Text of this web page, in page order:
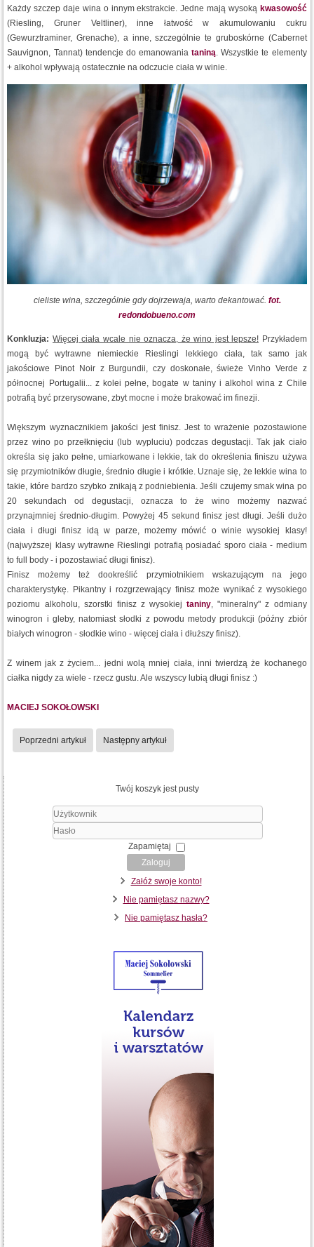
Każdy szczep daje wina o innym ekstrakcie. Jedne mają wysoką kwasowość
(Riesling, Gruner Veltliner), inne łatwość w akumulowaniu cukru
(Gewurztraminer, Grenache), a inne, szczególnie te gruboskórne (Cabernet
Sauvignon, Tannat) tendencje do emanowaniataniną. Wszystkie te elementy
+ alkohol wpływają ostatecznie na odczucie ciała w winie.
cieliste wina, szczególnie gdy dojrzewaja, warto dekantować. fot.
redondobueno.com
Konkluzja: Więcej ciała wcale nie oznacza, że wino jest lepsze! Przykładem
mogą być wytrawne niemieckie Rieslingi lekkiego ciała, tak samo jak
jakościowe Pinot Noir z Burgundii, czy doskonałe, świeże Vinho Verde z
północnej Portugalii... z kolei pełne, bogate w taniny i alkohol wina z Chile
potrafią być przerysowane, zbyt mocne i może brakować im finezji.
Większym wyznacznikiem jakości jest finisz. Jest to wrażenie pozostawione
przez wino po przełknięciu (lub wypluciu) podczas degustacji. Tak jak ciało
określa się jako pełne, umiarkowane i lekkie, tak do określenia finiszu używa
się przymiotników długie, średnio długie i krótkie. Uznaje się, że lekkie wina to
takie, które bardzo szybko znikają z podniebienia. Jeśli czujemy smak wina po
20 sekundach od degustacji, oznacza to że wino możemy nazwać
przynajmniej średnio-długim. Powyżej 45 sekund finisz jest długi. Jeśli dużo
ciała i długi finisz idą w parze, możemy mówić o winie wysokiej klasy!
(najwyższej klasy wytrawne Rieslingi potrafią posiadać sporo ciała - medium
to full body - i pozostawiać długi finisz).
Finisz możemy też dookreślić przymiotnikiem wskazującym na jego
charakterystykę. Pikantny i rozgrzewający finisz może wynikać z wysokiego
poziomu alkoholu, szorstki finisz z wysokiejtaniny, "mineralny" z odmiany
winogron i gleby, natomiast słodki z powodu metody produkcji (późny zbiór
białych winogron - słodkie wino - więcej ciała i dłuższy finisz).
Z winem jak z życiem... jedni wolą mniej ciała, inni twierdzą że kochanego
ciałka nigdy za wiele - rzecz gustu. Ale wszyscy lubią długi finisz :)
MACIEJ SOKOŁOWSKI
Poprzedni artykuł Następny artykuł
Twój koszyk jest pusty
Zapamiętaj
Zaloguj
Załóż swoje konto!
Nie pamiętasz nazwy?
Nie pamiętasz hasła?